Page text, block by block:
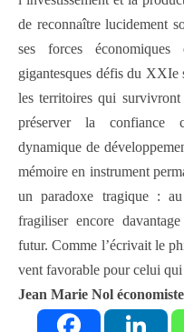
de reconnaître lucidement
ses forces
gigantesques défis du XXIe
les territoires qui
préserver la confiance
dynamique de
mémoire en instrument
un paradoxe tragique :
fragiliser encore
futur. Comme l’écrivait le
vent favorable pour celui
Jean Marie Nol